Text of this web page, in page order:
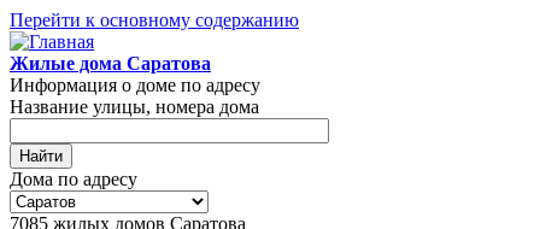
Перейти к основному содержанию
Жилые дома Саратова
Информация о доме по адресу
Название улицы, номера дома
Дома по адресу
7085 жилых домов Саратова